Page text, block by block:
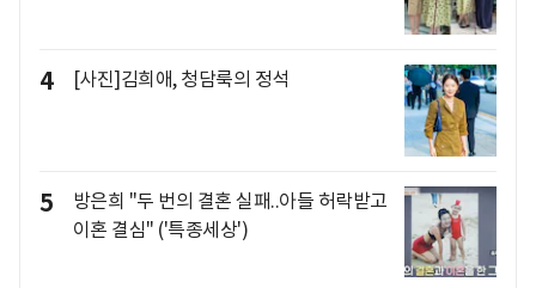
4 [사진]김희애, 청담룩의 정석
5
방은희 "두 번의 결혼 실패..아들 허락받고
이혼 결심" ('특종세상')